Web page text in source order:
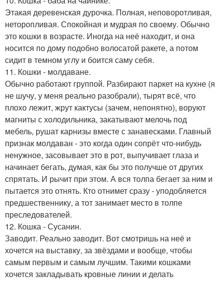
Этакая деревенская дурочка. Полная, неповоротливая,
неторопливая. Спокойная и мудрая по своему. Обычно
это кошки в возрасте. Иногда на неё находит, и она
носится по дому подобно волосатой ракете, а потом
сидит в темном углу и боится саму себя.
11. Кошки - молдаване.
Обычно работают группой. Разбирают паркет на кухне (я
не шучу, у меня реально разобрали), тырят всё, что
плохо лежит, жрут кактусы (зачем, непонятно), воруют
магниты с холодильника, закатывают мелочь под
мебель, рушат карнизы вместе с занавесками. Главный
признак молдаван - это когда один сопрёт что-нибудь
ненужное, засовывает это в рот, выпучивает глаза и
начинает бегать, думая, как бы это получше от других
спрятать. И рычит при этом. А вся толпа бегает за ним и
пытается это отнять. Кто отнимет сразу - уподобляется
предшественнику, а тот занимает место в толпе
преследователей.
12. Кошка - Сусанин.
Заводит. Реально заводит. Вот смотришь на неё и
хочется на выставку, за звёздами и вообще, чтобы
самым первым и самым лучшим. Такими кошками
хочется закладывать кровные линии и делать